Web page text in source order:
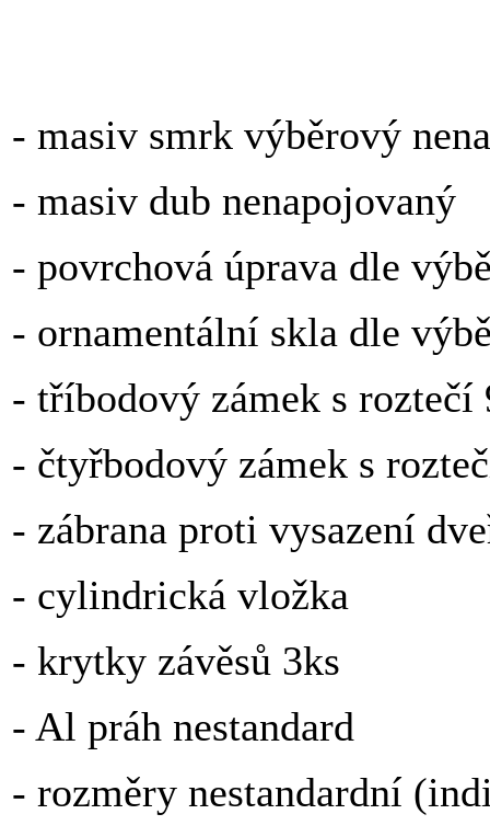
- masiv smrk výběrový
- masiv dub nenapojovaný
- povrchová úprava dle
- ornamentální skla dle
- tříbodový zámek s roztečí
- čtyřbodový zámek s
- zábrana proti vysazení
- cylindrická vložka
- krytky závěsů 3ks
- Al práh nestandard
- rozměry nestandardní